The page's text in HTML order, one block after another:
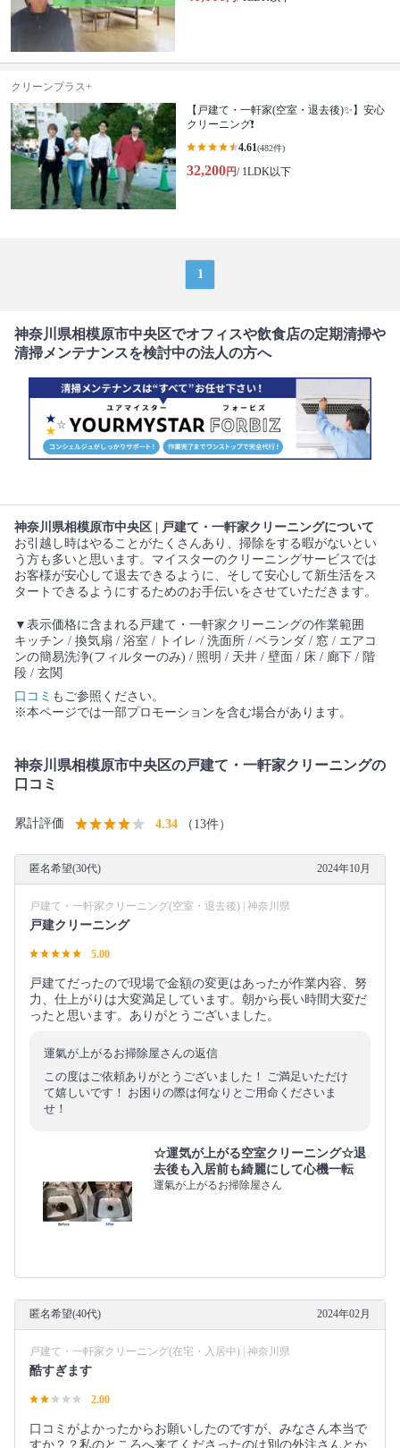
クリーンプラス+
【戸建て・一軒家(空室・退去後)✨】安心
クリーニング❗️
4.61(482件)
32,200円/ 1LDK以下
1
神奈川県相模原市中央区でオフィスや飲食店の定期清掃や
清掃メンテナンスを検討中の法人の方へ
神奈川県相模原市中央区 | 戸建て・一軒家クリーニングについて
お引越し時はやることがたくさんあり、掃除をする暇がないとい
う方も多いと思います。マイスターのクリーニングサービスでは
お客様が安心して退去できるように、そして安心して新生活をス
タートできるようにするためのお手伝いをさせていただきます。
▼表示価格に含まれる戸建て・一軒家クリーニングの作業範囲
キッチン / 換気扇 / 浴室 / トイレ / 洗面所 / ベランダ / 窓 / エアコ
ンの簡易洗浄(フィルターのみ) / 照明 / 天井 / 壁面 / 床 / 廊下 / 階
段 / 玄関
口コミ もご参照ください。
※本ページでは一部プロモーションを含む場合があります。
神奈川県相模原市中央区の戸建て・一軒家クリーニングの
口コミ
累計評価 4.34 （13件）
匿名希望(30代) 2024年10月
戸建て・一軒家クリーニング(空室・退去後) | 神奈川県
戸建クリーニング
5.00
戸建てだったので現場で金額の変更はあったが作業内容、努
力、仕上がりは大変満足しています。朝から長い時間大変だ
ったと思います。ありがとうございました。
運氣が上がるお掃除屋さんの返信
この度はご依頼ありがとうございました！ ご満足いただけ
て嬉しいです！ お困りの際は何なりとご用命くださいま
せ！
☆運気が上がる空室クリーニング☆退
去後も入居前も綺麗にして心機一転
運氣が上がるお掃除屋さん
匿名希望(40代) 2024年02月
戸建て・一軒家クリーニング(在宅・入居中) | 神奈川県
酷すぎます
2.00
口コミがよかったからお願いしたのですが、みなさん本当で
すか？？私のところへ来てくださったのは別の外注さんとか